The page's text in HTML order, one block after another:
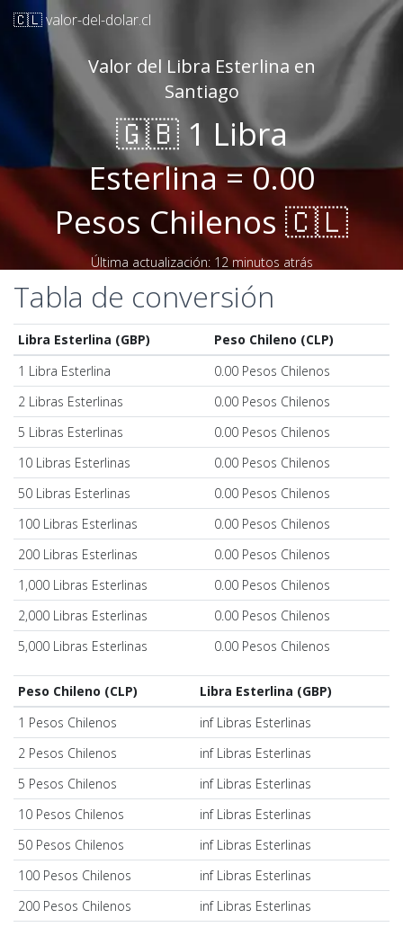
🇨🇱 valor-del-dolar.cl
Valor del Libra Esterlina en
Santiago
🇬🇧 1 Libra
Esterlina = 0.00
Pesos Chilenos 🇨🇱
Última actualización: 12 minutos atrás
Tabla de conversión
Libra Esterlina (GBP)
Peso Chileno (CLP)
1 Libra Esterlina
0.00 Pesos Chilenos
2 Libras Esterlinas
0.00 Pesos Chilenos
5 Libras Esterlinas
0.00 Pesos Chilenos
10 Libras Esterlinas
0.00 Pesos Chilenos
50 Libras Esterlinas
0.00 Pesos Chilenos
100 Libras Esterlinas
0.00 Pesos Chilenos
200 Libras Esterlinas
0.00 Pesos Chilenos
1,000 Libras Esterlinas
0.00 Pesos Chilenos
2,000 Libras Esterlinas
0.00 Pesos Chilenos
5,000 Libras Esterlinas
0.00 Pesos Chilenos
Peso Chileno (CLP)
Libra Esterlina (GBP)
1 Pesos Chilenos
inf Libras Esterlinas
2 Pesos Chilenos
inf Libras Esterlinas
5 Pesos Chilenos
inf Libras Esterlinas
10 Pesos Chilenos
inf Libras Esterlinas
50 Pesos Chilenos
inf Libras Esterlinas
100 Pesos Chilenos
inf Libras Esterlinas
200 Pesos Chilenos
inf Libras Esterlinas